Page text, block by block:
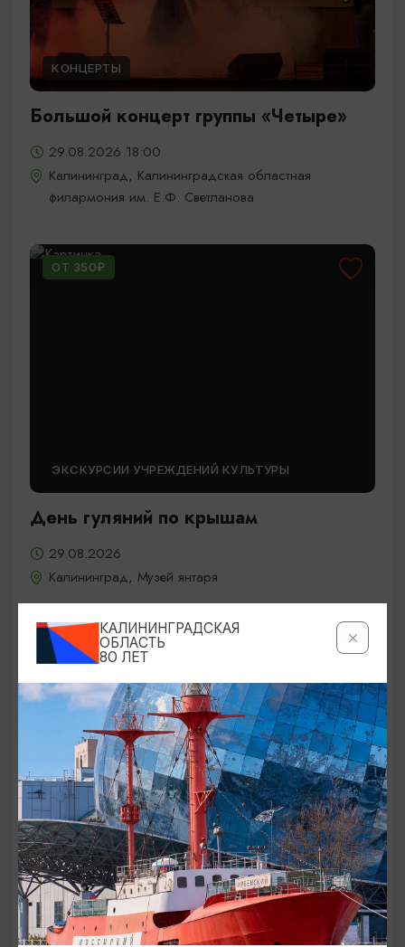
КОНЦЕРТЫ
Большой концерт группы «Четыре»
29.08.2026 18:00
Калининград, Калининградская областная
филармония им. Е.Ф. Светланова
ОТ 350₽
ЭКСКУРСИИ УЧРЕЖДЕНИЙ КУЛЬТУРЫ
День гуляний по крышам
29.08.2026
Калининград, Музей янтаря
БЕСПЛАТНО
80-ЛЕТИЕ КАЛИНИНГРАДСКОЙ ОБЛАСТИ
7-й открытый областной Фестиваль
казачьей культуры «Казакам на
Балтике стоять!»
КАЛИНИНГРАДСКАЯ
ОБЛАСТЬ
80 ЛЕТ